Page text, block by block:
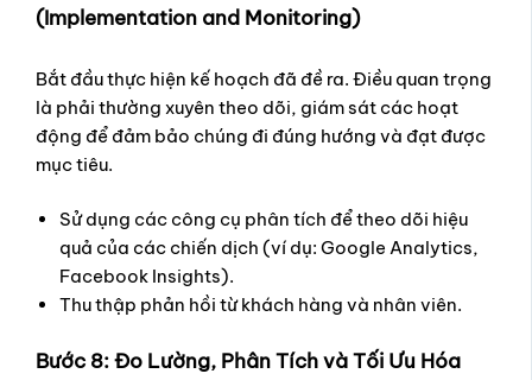
(Implementation and Monitoring)
Bắt đầu thực hiện kế hoạch đã đề ra. Điều quan trọng
là phải thường xuyên theo dõi, giám sát các hoạt
động để đảm bảo chúng đi đúng hướng và đạt được
mục tiêu.
Sử dụng các công cụ phân tích để theo dõi hiệu
quả của các chiến dịch (ví dụ: Google Analytics,
Facebook Insights).
Thu thập phản hồi từ khách hàng và nhân viên.
Bước 8: Đo Lường, Phân Tích và Tối Ưu Hóa